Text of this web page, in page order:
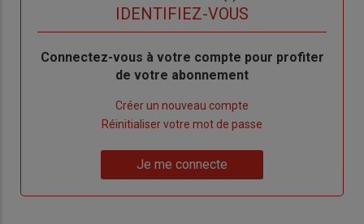
IDENTIFIEZ-VOUS
Body
Connectez-vous à votre compte pour profiter
de votre abonnement
Créer un nouveau compte
de
Réinitialiser votre mot de passe
me
Je me connecte